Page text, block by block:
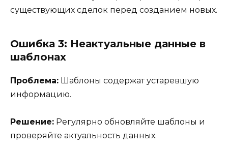
существующих сделок перед созданием новых.
Ошибка 3: Неактуальные данные в
шаблонах
Проблема: Шаблоны содержат устаревшую
информацию.
Решение: Регулярно обновляйте шаблоны и
проверяйте актуальность данных.